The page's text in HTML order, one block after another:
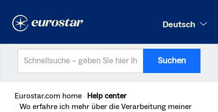
Deutsch
Suchen
Eurostar.com home Help center
Wo erfahre ich mehr über die Verarbeitung meiner